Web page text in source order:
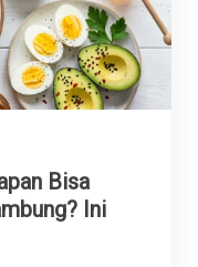
Bisa
Ini